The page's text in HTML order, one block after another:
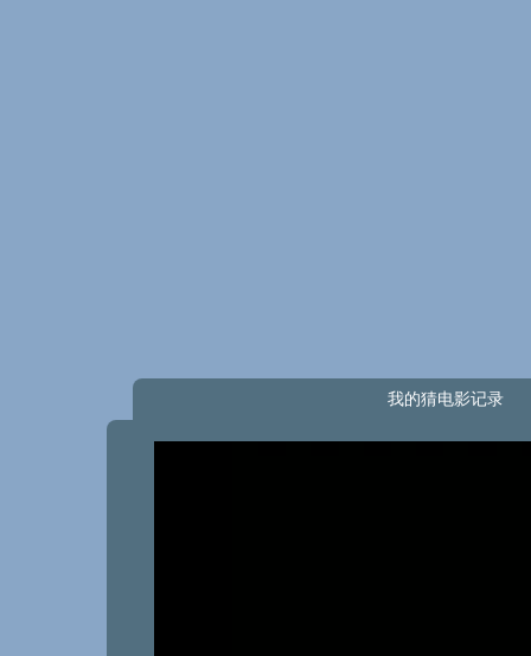
我的猜电影记录